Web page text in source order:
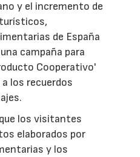
y el incremento de
de España
campaña para
Cooperativo'
los recuerdos
los visitantes
elaborados por
y los